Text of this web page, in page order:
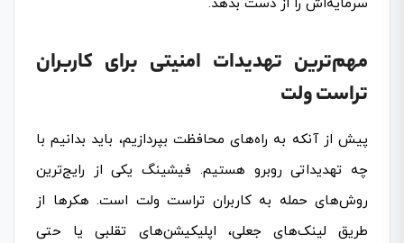
سرمایه‌اش را از دست بدهد.
مهم‌ترین تهدیدات امنیتی برای کاربران
تراست ولت
پیش از آنکه به راه‌های محافظت بپردازیم، باید بدانیم با
چه تهدیداتی روبرو هستیم. فیشینگ یکی از رایج‌ترین
روش‌های حمله به کاربران تراست ولت است. هکرها از
طریق لینک‌های جعلی، اپلیکیشن‌های تقلبی یا حتی